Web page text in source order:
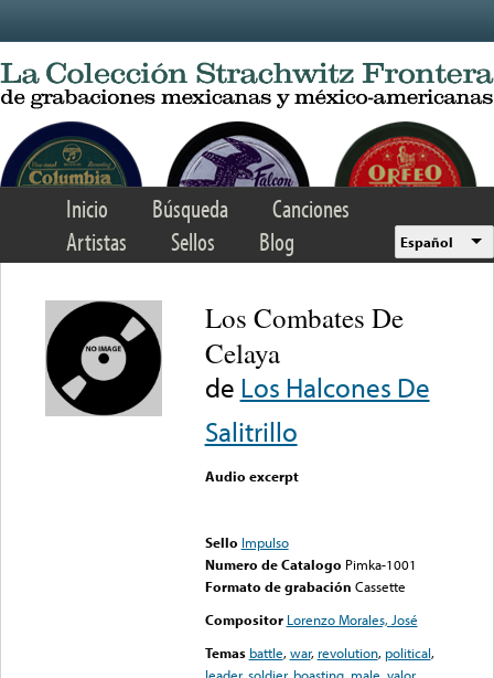
Inicio Búsqueda
Canciones
Artistas
Sellos Blog Español
Los Combates De
Celaya
de Los Halcones De
Salitrillo
Audio excerpt
Sello Impulso
Numero de Catalogo Pimka-1001
Formato de grabación Cassette
Compositor Lorenzo Morales, José
Temas battle,war, revolution, political,